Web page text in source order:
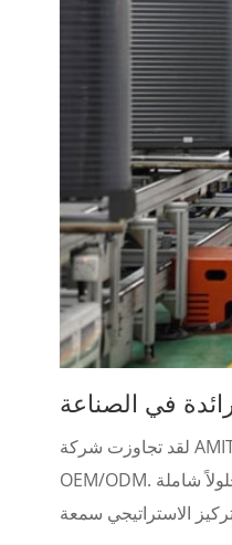
في الصناعة
لقد تجاوزت شركة AMITIME ، التي تأسست في ، التصورات التقليدية ، متجاوزة دورها كشركة مصنعة متخصصة ومتطورة لمضخة الحرارة
OEM/ODM. بفضل التزام ثلاثي بتكامل التكنولوجيا الذكية وتجربة المستخدم الاستثنائية والإشراف البيئي ، تقدم العلامة التجارية حلولاً شاملة